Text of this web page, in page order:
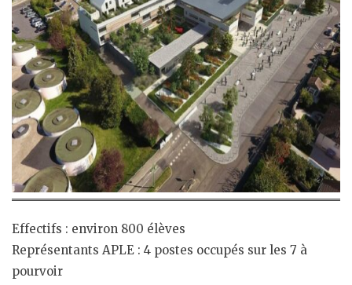
Effectifs : environ 800 élèves
Représentants APLE : 4 postes occupés sur les 7 à
pourvoir